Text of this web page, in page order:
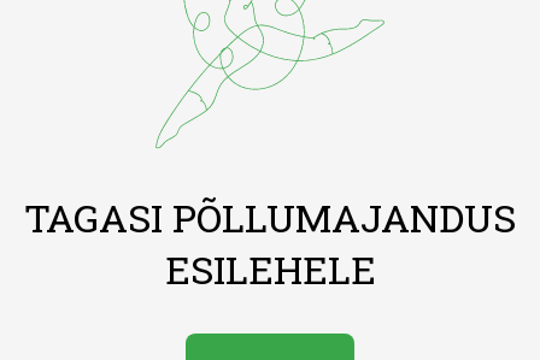
TAGASI PÕLLUMAJANDUS
ESILEHELE